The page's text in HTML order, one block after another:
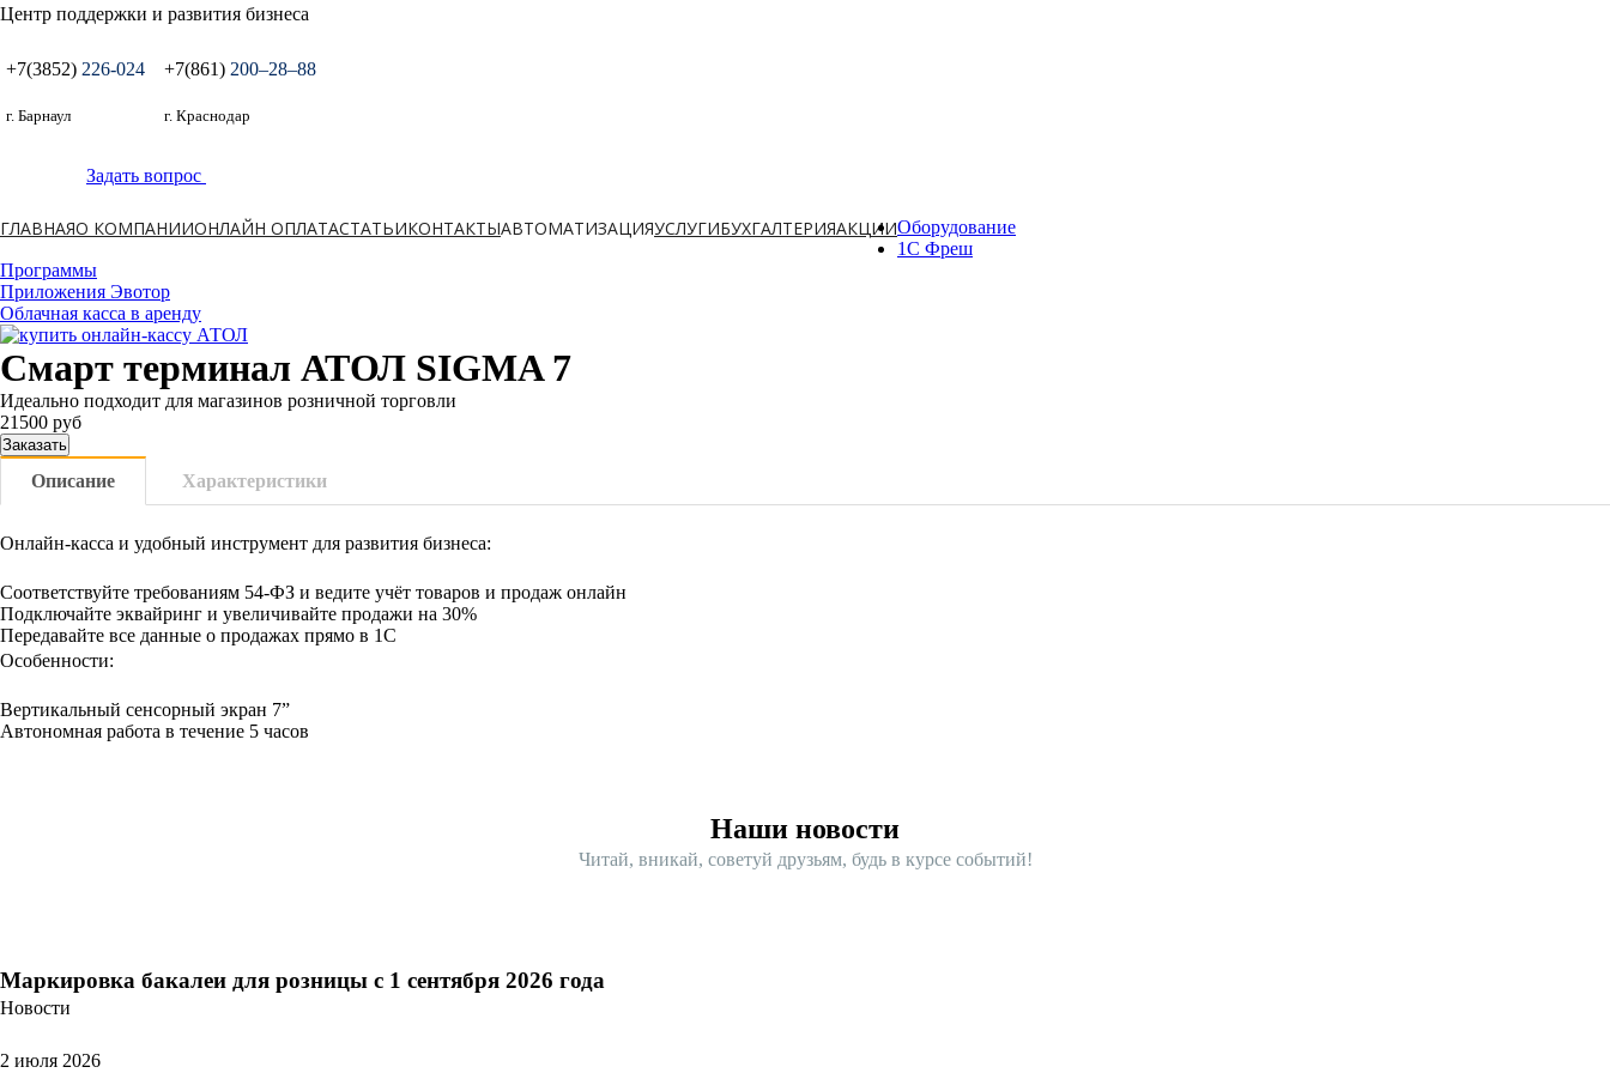
Центр поддержки и развития бизнеса
+7(3852) 226-024
г. Барнаул
+7(861) 200‒28‒88
г. Краснодар
Задать вопрос
ГЛАВНАЯО КОМПАНИИОНЛАЙН ОПЛАТАСТАТЬИКОНТАКТЫАВТОМАТИЗАЦИЯУСЛУГИБУХГАЛТЕРИЯАКЦИИОборудование
1С Фреш
Программы
Приложения Эвотор
Облачная касса в аренду
Смарт терминал АТОЛ SIGMA 7
Идеально подходит для магазинов розничной торговли
21500 руб
Заказать
Описание Характеристики
Онлайн-касса и удобный инструмент для развития бизнеса:
Соответствуйте требованиям 54-ФЗ и ведите учёт товаров и продаж онлайн
Подключайте эквайринг и увеличивайте продажи на 30%
Передавайте все данные о продажах прямо в 1С
Особенности:
Вертикальный сенсорный экран 7”
Автономная работа в течение 5 часов
Наши новости
Читай, вникай, советуй друзьям, будь в курсе событий!
Маркировка бакалеи для розницы с 1 сентября 2026 года
Новости
2 июля 2026